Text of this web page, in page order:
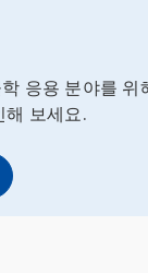
응용 분야를 위
해 보세요.